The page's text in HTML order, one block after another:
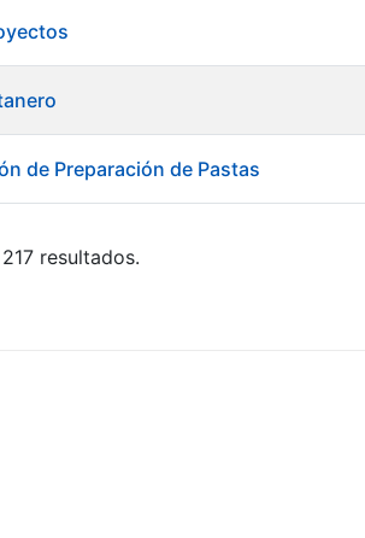
de Preparación de Pastas
resultados.